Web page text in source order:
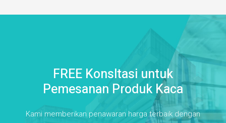
FREE Konsltasi untuk
Pemesanan Produk Kaca
Kami memberikan penawaran harga terbaik dengan